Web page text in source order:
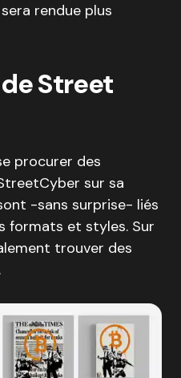
rendue plus
Street
procurer des
sur sa
-sans surprise- liés
formats et styles. Sur
trouver des